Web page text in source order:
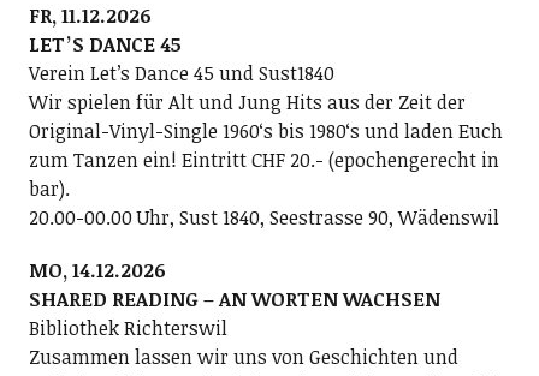
FR, 11.12.2026
LETʼS DANCE 45
Verein Letʼs Dance 45 und Sust1840
Wir spielen für Alt und Jung Hits aus der Zeit der
Original-Vinyl-Single 1960ʻs bis 1980ʻs und laden Euch
zum Tanzen ein! Eintritt CHF 20.- (epochengerecht in
bar).
20.00-00.00 Uhr, Sust 1840, Seestrasse 90, Wädenswil
MO, 14.12.2026
SHARED READING – AN WORTEN WACHSEN
Bibliothek Richterswil
Zusammen lassen wir uns von Geschichten und